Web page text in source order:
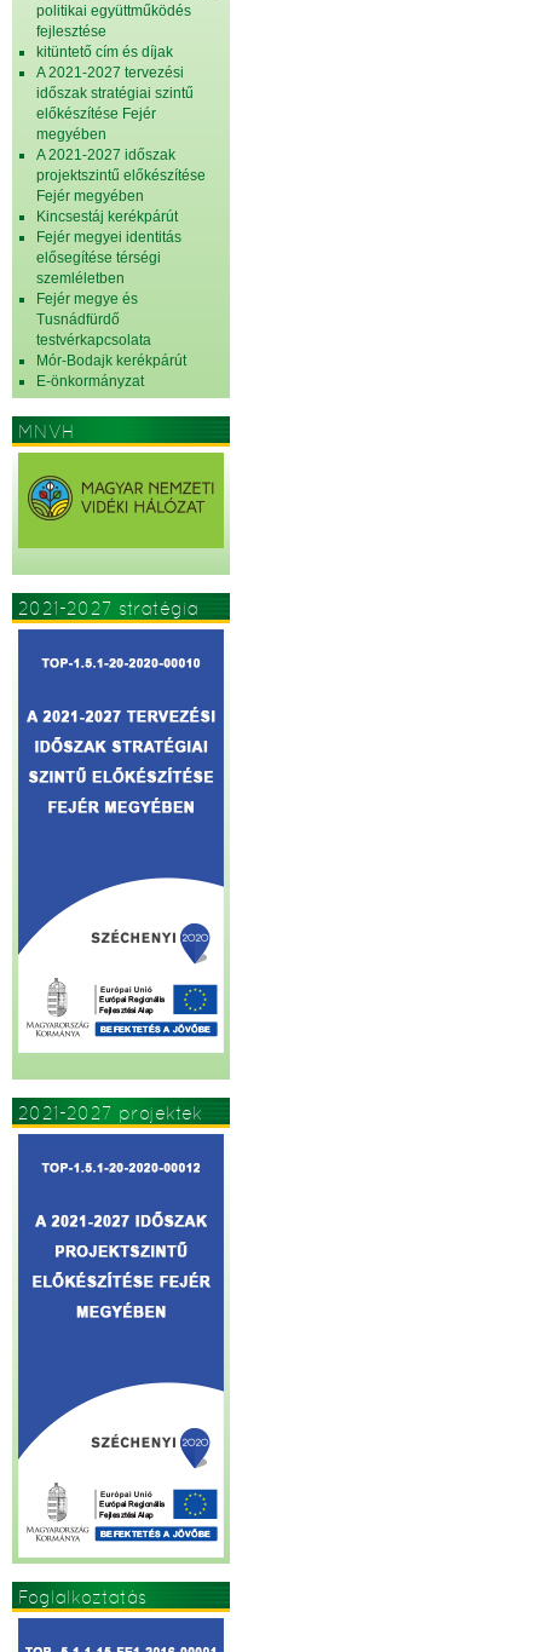
politikai együttműködés
fejlesztése
kitüntető cím és díjak
A 2021-2027 tervezési
időszak stratégiai szintű
előkészítése Fejér
megyében
A 2021-2027 időszak
projektszintű előkészítése
Fejér megyében
Kincsestáj kerékpárút
Fejér megyei identitás
elősegítése térségi
szemléletben
Fejér megye és
Tusnádfürdő
testvérkapcsolata
Mór-Bodajk kerékpárút
E-önkormányzat
MNVH
2021-2027 stratégia
2021-2027 projektek
Foglalkoztatás